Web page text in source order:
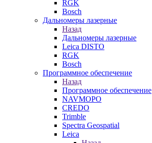
RGK
Bosch
Дальномеры лазерные
Назад
Дальномеры лазерные
Leica DISTO
RGK
Bosch
Программное обеспечение
Назад
Программное обеспечение
NAVMOPO
CREDO
Trimble
Spectra Geospatial
Leica